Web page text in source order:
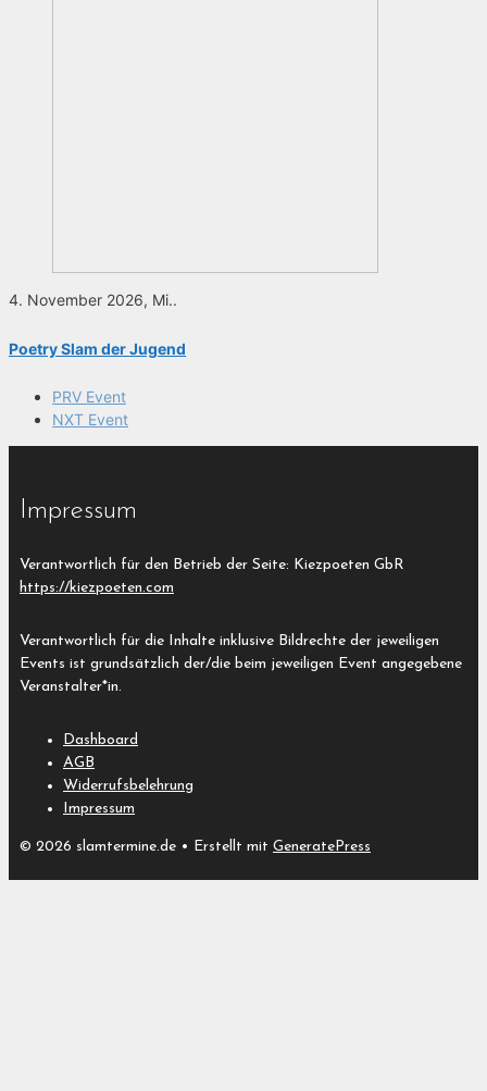
4. November 2026, Mi..
Poetry Slam der Jugend
PRV Event
NXT Event
Impressum
Verantwortlich für den Betrieb der Seite: Kiezpoeten GbR
https://kiezpoeten.com
Verantwortlich für die Inhalte inklusive Bildrechte der jeweiligen
Events ist grundsätzlich der/die beim jeweiligen Event angegebene
Veranstalter*in.
Dashboard
AGB
Widerrufsbelehrung
Impressum
© 2026 slamtermine.de • Erstellt mit GeneratePress